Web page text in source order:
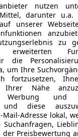
nutzen
darunter u.a.
unserer
zu
die
um Ihre
fortzusetzen,
Ihrer Nähe
Werbung und
und diese
Adresse lokal,
Preisbewertung